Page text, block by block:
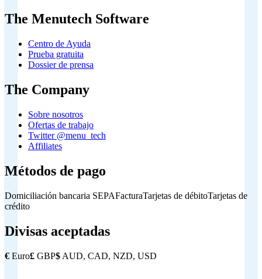
The Menutech Software
Centro de Ayuda
Prueba gratuita
Dossier de prensa
The Company
Sobre nosotros
Ofertas de trabajo
Twitter @menu_tech
Affiliates
Métodos de pago
Domiciliación bancaria SEPAFacturaTarjetas de débitoTarjetas de
crédito
Divisas aceptadas
€ Euro£ GBP$ AUD, CAD, NZD, USD